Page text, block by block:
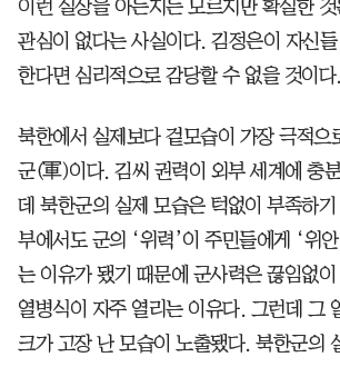
이런 실상을 아는지는 모르지만 확실한
관심이 없다는 사실이다. 김정은이 자신
한다면 심리적으로 감당할 수 없을 것이다.
북한에서 실제보다 겉모습이 가장 극적으
군(軍)이다. 김씨 권력이 외부 세계에 충
데 북한군의 실제 모습은 턱없이 부족하
부에서도 군의 ‘위력’이 주민들에게 ‘위
는 이유가 됐기 때문에 군사력은 끊임없
열병식이 자주 열리는 이유다. 그런데 그
크가 고장 난 모습이 노출됐다. 북한군의